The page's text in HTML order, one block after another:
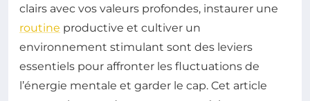
clairs avec vos valeurs profondes, instaurer une
routine productive et cultiver un
environnement stimulant sont des leviers
essentiels pour affronter les fluctuations de
l’énergie mentale et garder le cap. Cet article